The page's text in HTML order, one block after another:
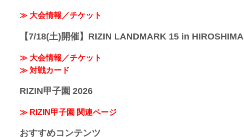
≫ 大会情報／チケット
【7/18(土)開催】RIZIN LANDMARK 15 in HIROSHIMA
≫ 大会情報／チケット
≫ 対戦カード
RIZIN甲子園 2026
≫ RIZIN甲子園 関連ページ
おすすめコンテンツ